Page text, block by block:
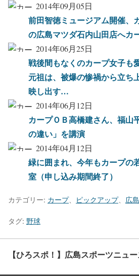
2014年09月05日
前田智徳ミュージアム開催、
の広島マツダ石内山田店へカ
2014年06月25日
戦後間もなくのカープ女子も
元祖は、被爆の惨禍から立ち
映し出す…
2014年06月12日
カープＯＢ高橋建さん、福山
の違い」を講演
2014年04月12日
緑に囲まれ、今年もカープの
室（申し込み期間終了）
カテゴリー: カープ、 ピックアップ、 広
タグ: 野球
【ひろスポ！】広島スポーツニュ